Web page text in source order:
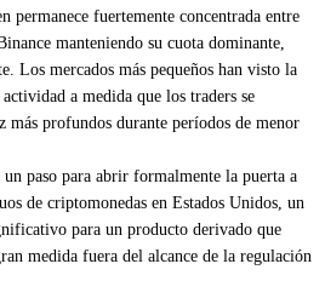
permanece fuertemente concentrada entre
manteniendo su cuota dominante,
Los mercados más pequeños han visto la
a medida que los traders se
más profundos durante períodos de menor
paso para abrir formalmente la puerta a
de criptomonedas en Estados Unidos, un
para un producto derivado que
medida fuera del alcance de la regulación